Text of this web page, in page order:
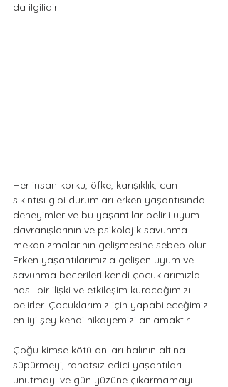
da ilgilidir.
Her insan korku, öfke, karışıklık, can
sıkıntısı gibi durumları erken yaşantısında
deneyimler ve bu yaşantılar belirli uyum
davranışlarının ve psikolojik savunma
mekanizmalarının gelişmesine sebep olur.
Erken yaşantılarımızla gelişen uyum ve
savunma becerileri kendi çocuklarımızla
nasıl bir ilişki ve etkileşim kuracağımızı
belirler. Çocuklarımız için yapabileceğimiz
en iyi şey kendi hikayemizi anlamaktır.
Çoğu kimse kötü anıları halının altına
süpürmeyi, rahatsız edici yaşantıları
unutmayı ve gün yüzüne çıkarmamayı